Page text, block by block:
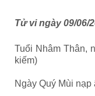
Tử vi ngày 09/06/
Tuổi Nhâm Thân,
kiếm)
Ngày Quý Mùi